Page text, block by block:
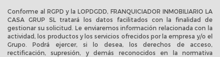
Conforme al RGPD y la LOPDGDD, FRANQUICIADOR INMOBILIARIO LA
CASA GRUP SL tratará los datos facilitados con la finalidad de
gestionar su solicitud. Le enviaremos información relacionada con la
actividad, los productos y los servicios ofrecidos por la empresa y/o el
Grupo. Podrá ejercer, si lo desea, los derechos de acceso,
rectificación, supresión, y demás reconocidos en la normativa